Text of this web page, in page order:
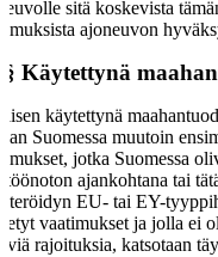
sitä koskevista
ajoneuvon
Käytettynä
käytettynä
Suomessa muutoin
jotka Suomessa
ajankohtana tai
EU- tai EY-
vaatimukset ja jolla ei
rajoituksia, katsotaan